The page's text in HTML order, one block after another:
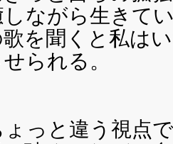
しながら生きて
を聞くと私は
られる。
ょっと違う視点